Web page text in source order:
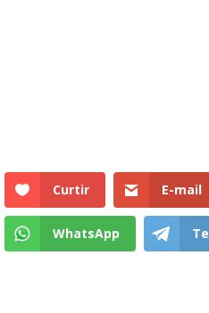
Curtir E-mail
WhatsApp